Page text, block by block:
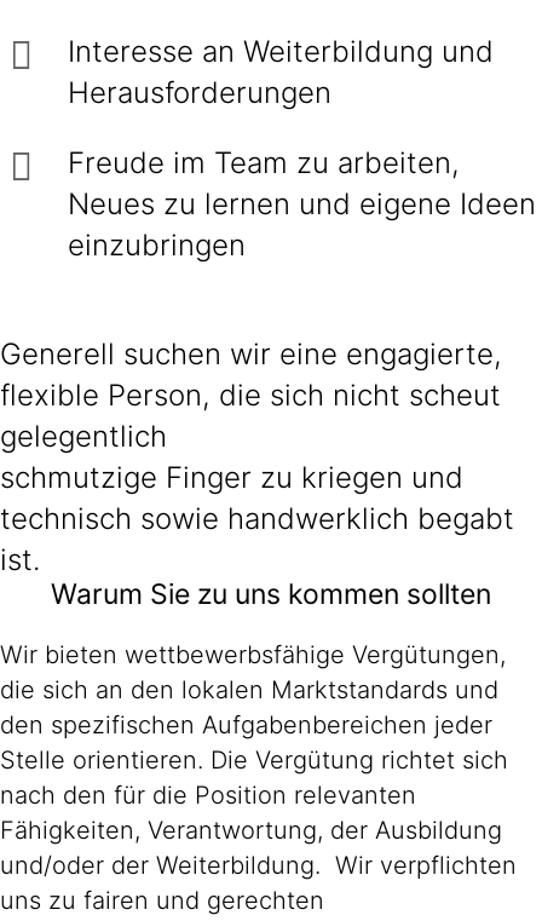
Interesse an Weiterbildung und
Herausforderungen
Freude im Team zu arbeiten,
Neues zu lernen und eigene Ideen
einzubringen
Generell suchen wir eine engagierte,
flexible Person, die sich nicht scheut
gelegentlich
schmutzige Finger zu kriegen und
technisch sowie handwerklich begabt
ist.
Warum Sie zu uns kommen sollten
Wir bieten wettbewerbsfähige Vergütungen,
die sich an den lokalen Marktstandards und
den spezifischen Aufgabenbereichen jeder
Stelle orientieren. Die Vergütung richtet sich
nach den für die Position relevanten
Fähigkeiten, Verantwortung, der Ausbildung
und/oder der Weiterbildung. Wir verpflichten
uns zu fairen und gerechten